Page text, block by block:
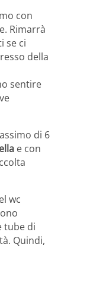
con
Rimarrà
se ci
della
sentire
di 6
e con
wc
tube di
Quindi,